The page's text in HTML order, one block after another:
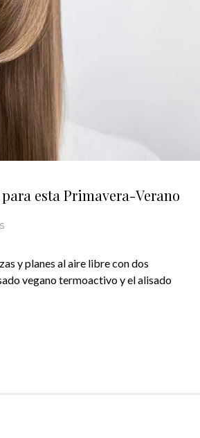
esta Primavera-Verano
y planes al aire libre con dos
vegano termoactivo y el alisado